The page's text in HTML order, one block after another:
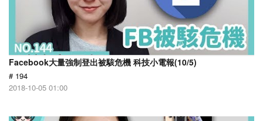
Facebook大量強制登出被駭危機 科技小電報(10/5)
# 194
2018-10-05 01:00